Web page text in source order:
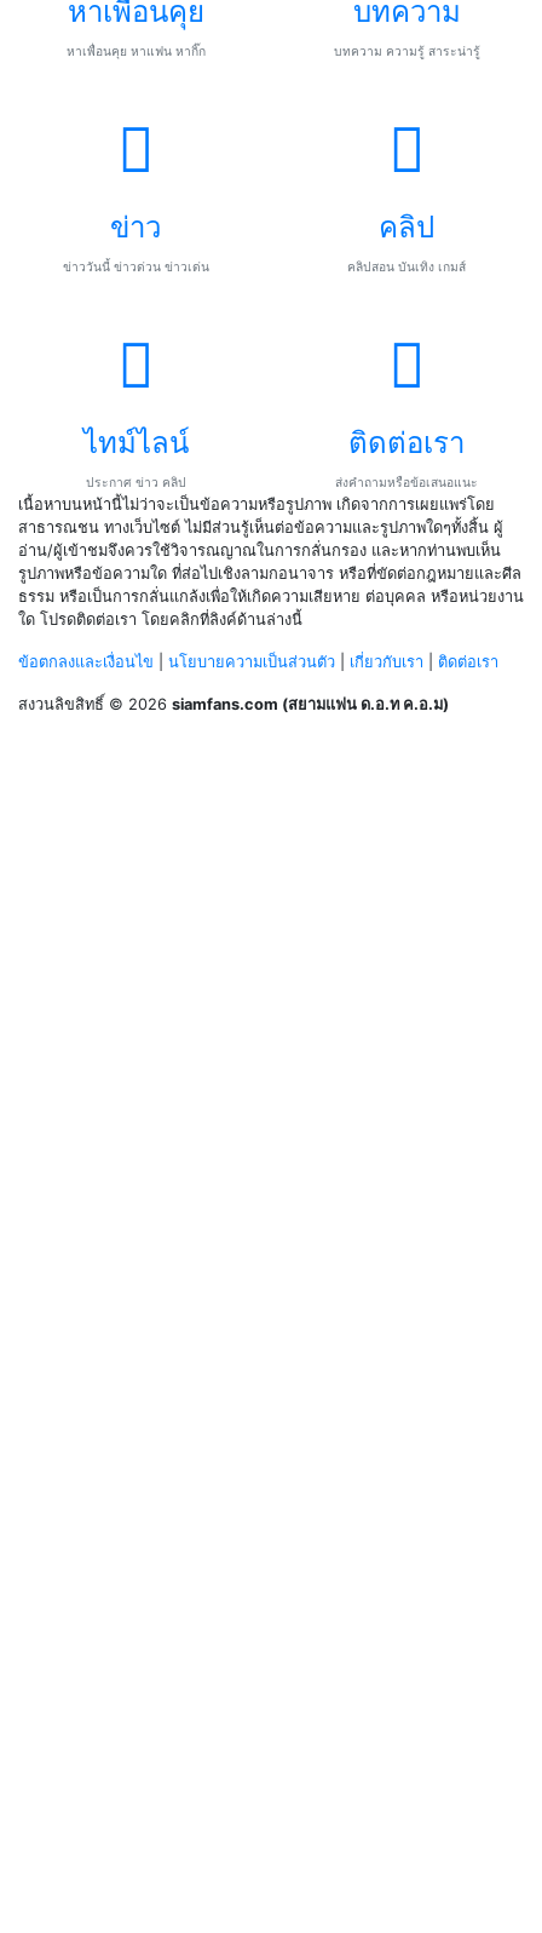
หาเพื่อนคุย
หาเพื่อนคุย หาแฟน หากิ๊ก
บทความ
บทความ ความรู้ สาระน่ารู้
ข่าว
ข่าววันนี้ ข่าวด่วน ข่าวเด่น
คลิป
คลิปสอน บันเทิง เกมส์
ไทม์ไลน์
ประกาศ ข่าว คลิป
ติดต่อเรา
ส่งคำถามหรือข้อเสนอแนะ
เนื้อหาบนหน้านี้ไม่ว่าจะเป็นข้อความหรือรูปภาพ เกิดจากการเผยแพร่โดย
สาธารณชน ทางเว็บไซต์ ไม่มีส่วนรู้เห็นต่อข้อความและรูปภาพใดๆทั้งสิ้น ผู้
อ่าน/ผู้เข้าชมจึงควรใช้วิจารณญาณในการกลั่นกรอง และหากท่านพบเห็น
รูปภาพหรือข้อความใด ที่ส่อไปเชิงลามกอนาจาร หรือที่ขัดต่อกฎหมายและศีล
ธรรม หรือเป็นการกลั่นแกล้งเพื่อให้เกิดความเสียหาย ต่อบุคคล หรือหน่วยงาน
ใด โปรดติดต่อเรา โดยคลิกที่ลิงค์ด้านล่างนี้
ข้อตกลงและเงื่อนไข นโยบายความเป็นส่วนตัว เกี่ยวกับเรา ติดต่อเรา
สงวนลิขสิทธิ์ © 2026 siamfans.com (สยามแฟน ด.อ.ท ค.อ.ม)